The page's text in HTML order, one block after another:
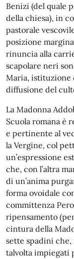
Benizi (del quale
della chiesa), in
pastorale
posizione
rinuncia alla
scapolare neri
Maria, istituzione
diffusione del
La Madonna
Scuola romana è
e pertinente al
la Vergine, col
un’espressione
che, con l’altra
di un’anima
forma ovoidale
committenza
ripensamento
cintura della
sette spadini che,
talvolta impiegati